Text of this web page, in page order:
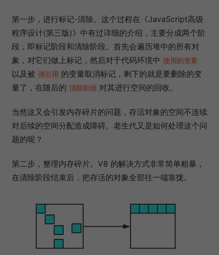
第一步，进行标记-清除。这个过程在《JavaScript高级
程序设计(第三版)》中有过详细的介绍，主要分成两个阶
段，即标记阶段和清除阶段。首先会遍历堆中的所有对
象，对它们做上标记，然后对于代码环境中 使用的变量
以及被 强引用 的变量取消标记，剩下的就是要删除的变
量了，在随后的 清除阶段 对其进行空间的回收。
当然这又会引发内存碎片的问题，存活对象的空间不连续
对后续的空间分配造成障碍。老生代又是如何处理这个问
题的呢？
第二步，整理内存碎片。V8 的解决方式非常简单粗暴，
在清除阶段结束后，把存活的对象全部往一端靠拢。